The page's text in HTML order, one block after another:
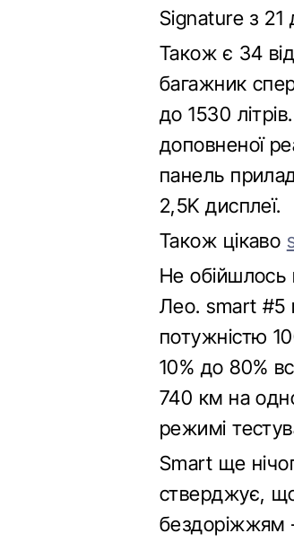
Signature з 21
Також є 34
багажник
до 1530
доповненої
панель
2,5K дисплеї.
Також цікаво
Не обійшлось
Лео. smart #5
потужністю
10% до 80%
740 км на
режимі
Smart ще
стверджує,
бездоріжжям -